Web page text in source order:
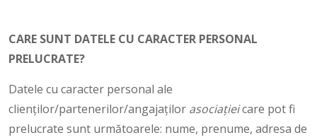
CARE SUNT DATELE CU CARACTER PERSONAL
PRELUCRATE?
Datele cu caracter personal ale
clienților/partenerilor/angajaților asociațieicare pot fi
prelucrate sunt următoarele: nume, prenume, adresa de